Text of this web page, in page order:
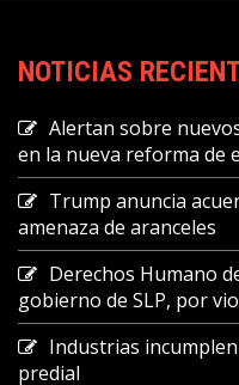
NOTICIAS
Alertan sobre
en la nueva reforma de
Trump anuncia
amenaza de aranceles
Derechos Humano
gobierno de SLP, por
Industrias
predial